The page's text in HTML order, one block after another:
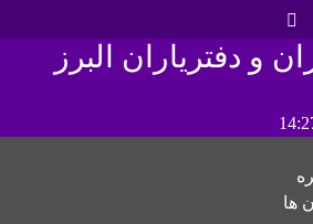
و دفتریاران البرز
ها